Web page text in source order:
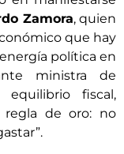
Zamora, quien
que hay
política en
ministra de
fiscal,
regla de oro: no